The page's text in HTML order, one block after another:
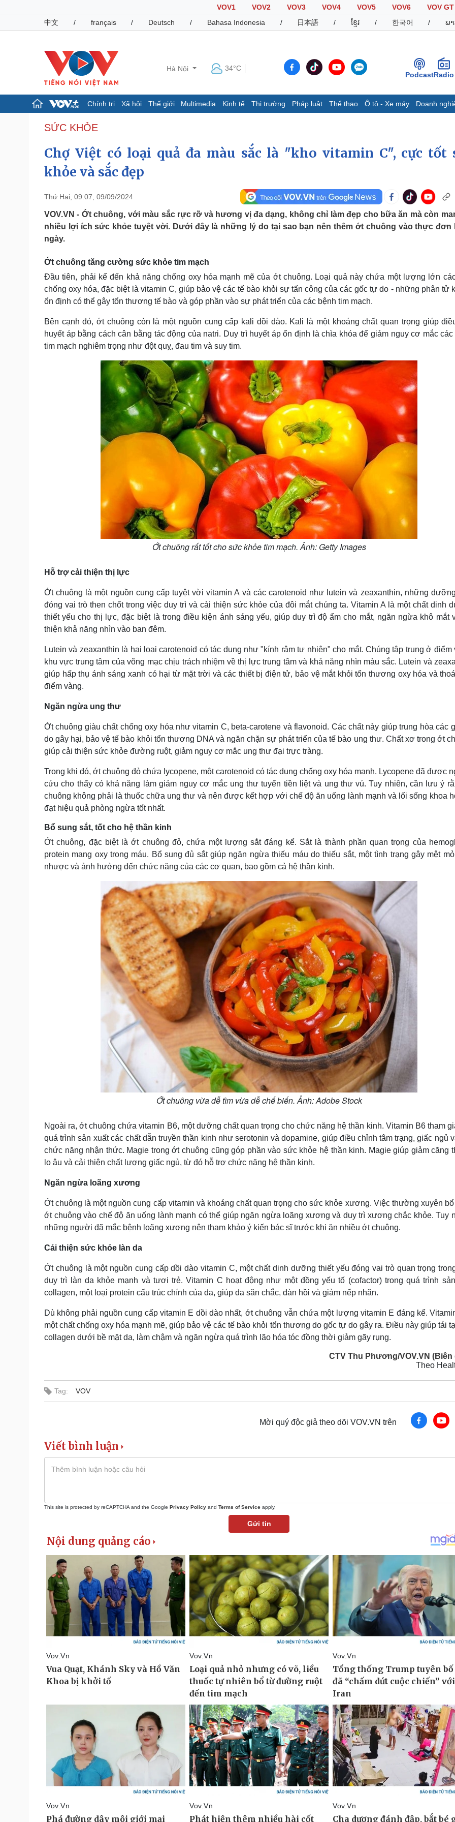
VOV1 VOV2 VOV3 VOV4 VOV5 VOV6
VOV GT
中文
/ français / Deutsch / Bahasa Indonesia / 日本語 / ខ្មែរ / 한국어 / ພ
Hà Nội 34°C
PodcastRadio
Chính trị Xã hội Thế giới Multimedia Kinh tế Thị trường Pháp luật Thể thao Ô tô - Xe máy Doanh
Chính trị
Tổ chức nhân sự
Quốc hội
Nhận diện sự thật
Dự báo thời tiết
Giáo dục
Cuộc sống đó đây
Hồ sơ
Ảnh
E-Magazine
Pháp luật
Vụ án
Tin nóng
Tư vấn luật
Quân sự - Quốc phòng
Vũ khí
Việt Nam
Thể thao
Bóng đá
Lịch thi đấu bóng đá
Ô tô - Xe máy
Ô tô
Sức khỏe
Dinh dưỡng - món ngon
Cây thuốc
Sản phụ khoa
Nhi khoa
Nam khoa
Làm đẹp - giảm cân
Phòng mạch online
Ăn sạch sống khỏe
Đời sống
Nhà đẹp
Blog
Tình yêu - Gia đình
Sân khấu - Điện ảnh
Văn học
Âm nhạc
Di sản
Giải trí
Nghệ sĩ
Thời trang
Sao Việt
SỨC KHỎE
Chợ Việt có loại quả đa màu sắc là "kho vitamin C", cực tốt
khỏe và sắc đẹp
Thứ Hai, 09:07, 09/09/2024
VOV.VN - Ớt chuông, với màu sắc rực rỡ và hương vị đa dạng, không chỉ làm đẹp cho bữa ăn mà còn
nhiều lợi ích sức khỏe tuyệt vời. Dưới đây là những lý do tại sao bạn nên thêm ớt chuông vào thực đơn
ngày.
Ớt chuông tăng cường sức khỏe tim mạch
Đầu tiên, phải kể đến khả năng chống oxy hóa mạnh mẽ của ớt chuông. Loại quả này chứa một lượng lớn
chống oxy hóa, đặc biệt là vitamin C, giúp bảo vệ các tế bào khỏi sự tấn công của các gốc tự do - những phân tử
ổn định có thể gây tổn thương tế bào và góp phần vào sự phát triển của các bệnh tim mạch.
Bên cạnh đó, ớt chuông còn là một nguồn cung cấp kali dồi dào. Kali là một khoáng chất quan trọng giúp
huyết áp bằng cách cân bằng tác động của natri. Duy trì huyết áp ổn định là chìa khóa để giảm nguy cơ mắc các
tim mạch nghiêm trọng như đột quỵ, đau tim và suy tim.
Ớt chuông rất tốt cho sức khỏe tim mạch. Ảnh: Getty Images
Hỗ trợ cải thiện thị lực
Ớt chuông là một nguồn cung cấp tuyệt vời vitamin A và các carotenoid như lutein và zeaxanthin, những
đóng vai trò then chốt trong việc duy trì và cải thiện sức khỏe của đôi mắt chúng ta. Vitamin A là một chất dinh
thiết yếu cho thị lực, đặc biệt là trong điều kiện ánh sáng yếu, giúp duy trì độ ẩm cho mắt, ngăn ngừa khô mắt
thiện khả năng nhìn vào ban đêm.
Lutein và zeaxanthin là hai loại carotenoid có tác dụng như "kính râm tự nhiên" cho mắt. Chúng tập trung ở điểm
khu vực trung tâm của võng mạc chịu trách nhiệm về thị lực trung tâm và khả năng nhìn màu sắc. Lutein và
giúp hấp thụ ánh sáng xanh có hại từ mặt trời và các thiết bị điện tử, bảo vệ mắt khỏi tổn thương oxy hóa và
điểm vàng.
Ngăn ngừa ung thư
Ớt chuông giàu chất chống oxy hóa như vitamin C, beta-carotene và flavonoid. Các chất này giúp trung hòa các
do gây hại, bảo vệ tế bào khỏi tổn thương DNA và ngăn chặn sự phát triển của tế bào ung thư. Chất xơ trong ớt
giúp cải thiện sức khỏe đường ruột, giảm nguy cơ mắc ung thư đại trực tràng.
Trong khi đó, ớt chuông đỏ chứa lycopene, một carotenoid có tác dụng chống oxy hóa mạnh. Lycopene đã được
cứu cho thấy có khả năng làm giảm nguy cơ mắc ung thư tuyến tiền liệt và ung thư vú. Tuy nhiên, cần lưu ý
chuông không phải là thuốc chữa ung thư và nên được kết hợp với chế độ ăn uống lành mạnh và lối sống khoa
đạt hiệu quả phòng ngừa tốt nhất.
Bổ sung sắt, tốt cho hệ thần kinh
Ớt chuông, đặc biệt là ớt chuông đỏ, chứa một lượng sắt đáng kể. Sắt là thành phần quan trọng của
protein mang oxy trong máu. Bổ sung đủ sắt giúp ngăn ngừa thiếu máu do thiếu sắt, một tình trạng gây mệt
nhược và ảnh hưởng đến chức năng của các cơ quan, bao gồm cả hệ thần kinh.
Ớt chuông vừa dễ tìm vừa dễ chế biến. Ảnh: Adobe Stock
Ngoài ra, ớt chuông chứa vitamin B6, một dưỡng chất quan trọng cho chức năng hệ thần kinh. Vitamin B6 tham
quá trình sản xuất các chất dẫn truyền thần kinh như serotonin và dopamine, giúp điều chỉnh tâm trạng, giấc ngủ
chức năng nhận thức. Magie trong ớt chuông cũng góp phần vào sức khỏe hệ thần kinh. Magie giúp giảm căng
lo âu và cải thiện chất lượng giấc ngủ, từ đó hỗ trợ chức năng hệ thần kinh.
Ngăn ngừa loãng xương
Ớt chuông là một nguồn cung cấp vitamin và khoáng chất quan trọng cho sức khỏe xương. Việc thường xuyên bổ
ớt chuông vào chế độ ăn uống lành mạnh có thể giúp ngăn ngừa loãng xương và duy trì xương chắc khỏe. Tuy
những người đã mắc bệnh loãng xương nên tham khảo ý kiến bác sĩ trước khi ăn nhiều ớt chuông.
Cải thiện sức khỏe làn da
Ớt chuông là một nguồn cung cấp dồi dào vitamin C, một chất dinh dưỡng thiết yếu đóng vai trò quan trọng
duy trì làn da khỏe mạnh và tươi trẻ. Vitamin C hoạt động như một đồng yếu tố (cofactor) trong quá trình
collagen, một loại protein cấu trúc chính của da, giúp da săn chắc, đàn hồi và giảm nếp nhăn.
Dù không phải nguồn cung cấp vitamin E dồi dào nhất, ớt chuông vẫn chứa một lượng vitamin E đáng kể.
một chất chống oxy hóa mạnh mẽ, giúp bảo vệ các tế bào khỏi tổn thương do gốc tự do gây ra. Điều này giúp tái
collagen dưới bề mặt da, làm chậm và ngăn ngừa quá trình lão hóa tóc đồng thời giảm gãy rụng.
CTV Thu Phương/VOV.VN (Biên
Theo
Tag: VOV
Mời quý độc giả theo dõi VOV.VN trên
Viết bình luận
This site is protected by reCAPTCHA and the Google Privacy Policy and Terms of Service apply.
Gửi tin